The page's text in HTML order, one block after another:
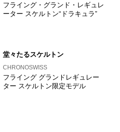
フライング・グランド・レギュレ
ーター スケルトン“ドラキュラ”
堂々たるスケルトン
CHRONOSWISS
フライング グランドレギュレー
ター スケルトン限定モデル